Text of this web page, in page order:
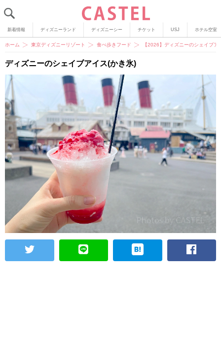
新着情報 ディズニーランド ディズニーシー チケット USJ ホテル空室
ホーム 東京ディズニーリゾート 食べ歩きフード 【2026】ディズニーのシェイブ
ディズニーのシェイブアイス(かき氷)